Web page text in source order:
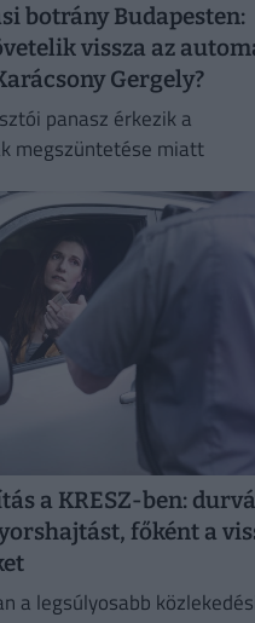
botrány Budapesten:
vissza az
Gergely?
panasz érkezik a
megszüntetése miatt
a KRESZ-ben:
főként a
a legsúlyosabb